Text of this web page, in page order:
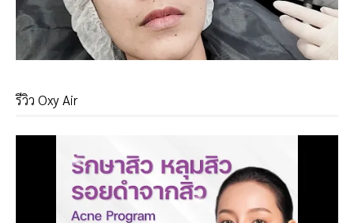
รีวิว Oxy Air